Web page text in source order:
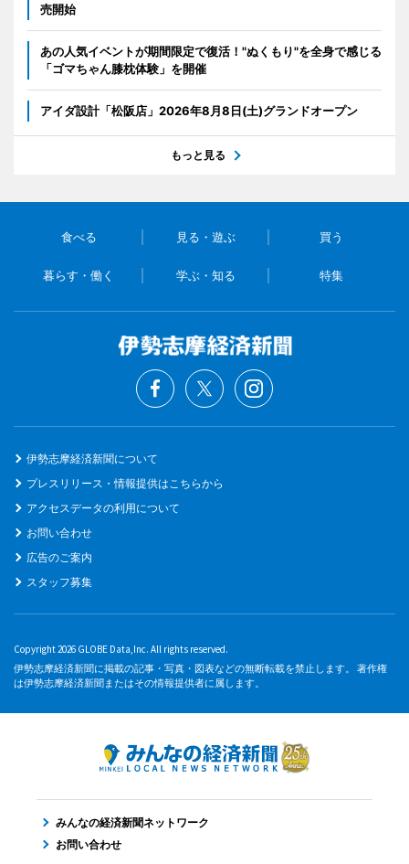
売開始
あの人気イベントが期間限定で復活！"ぬくもり"を全身で感じる
「ゴマちゃん膝枕体験」を開催
アイダ設計「松阪店」2026年8月8日(土)グランドオープン
もっと見る
食べる 見る・遊ぶ 買う
暮らす・働く 学ぶ・知る 特集
伊勢志摩経済新聞について
プレスリリース・情報提供はこちらから
アクセスデータの利用について
お問い合わせ
広告のご案内
スタッフ募集
Copyright 2026 GLOBE Data,Inc. All rights reserved.
伊勢志摩経済新聞に掲載の記事・写真・図表などの無断転載を禁止します。 著作権
は伊勢志摩経済新聞またはその情報提供者に属します。
みんなの経済新聞ネットワーク
お問い合わせ